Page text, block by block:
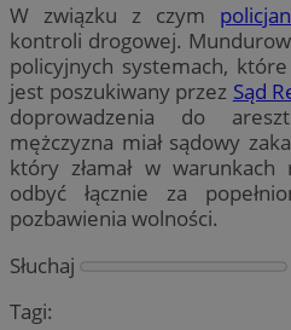
W związku z czym
kontroli drogowej.
policyjnych systemach,
jest poszukiwany przez Sąd
doprowadzenia do
mężczyzna miał sądowy
który złamał w
odbyć łącznie za
pozbawienia wolności.
Słuchaj
Tagi: